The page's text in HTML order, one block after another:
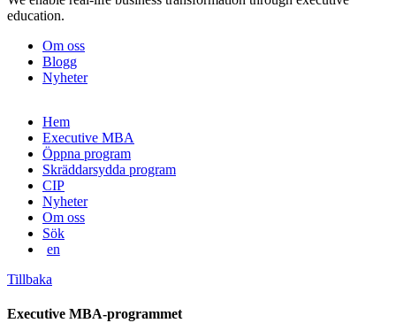
education.
Om oss
Blogg
Nyheter
vidare
innehåll
Hem
Executive MBA
Öppna program
Skräddarsydda program
CIP
Nyheter
Om oss
Sök
en
Tillbaka
Executive MBA-programmet